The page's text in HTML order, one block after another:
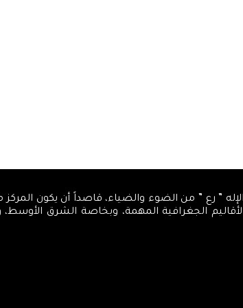
القديمة، وما مثله الإله ” رع ” من الضوء والضياء، قاصداً أن
الجغرافية المهمة، وبخاصة الشرق